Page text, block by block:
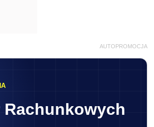
AUTOPROMOCJA